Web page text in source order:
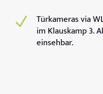
N
Türkameras via
im Klauskamp 3.
einsehbar.